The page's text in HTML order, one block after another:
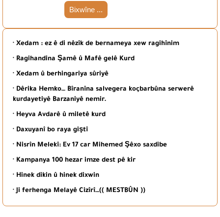
Bixwîne ...
· Xedam : ez ê di nêzîk de bernameya xew ragihînim
· Ragihandina Şamê û Mafê gelê Kurd
· Xedam û berhingariya sûriyê
· Dêrika Hemko… Bîranîna salvegera koçbarbûna serwerê
kurdayetiyê Barzaniyê nemir.
· Heyva Avdarê û miletê kurd
· Daxuyanî bo raya giştî
· Nisrîn Melekî: Ev 17 car Mihemed Şêxo saxdibe
· Kampanya 100 hezar imze dest pê kir
· Hinek dikin û hinek dixwin
· Ji ferhenga Melayê Cizîrî…(( MESTBÛN ))